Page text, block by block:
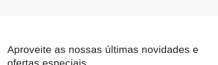
Aproveite as nossas últimas novidades e